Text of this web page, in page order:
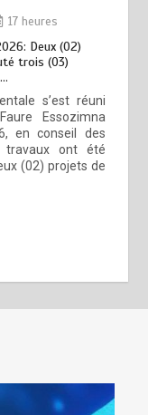
17 heures
Deux (02)
trois (03)
s’est réuni
Essozimna
en conseil des
ont été
(02) projets de